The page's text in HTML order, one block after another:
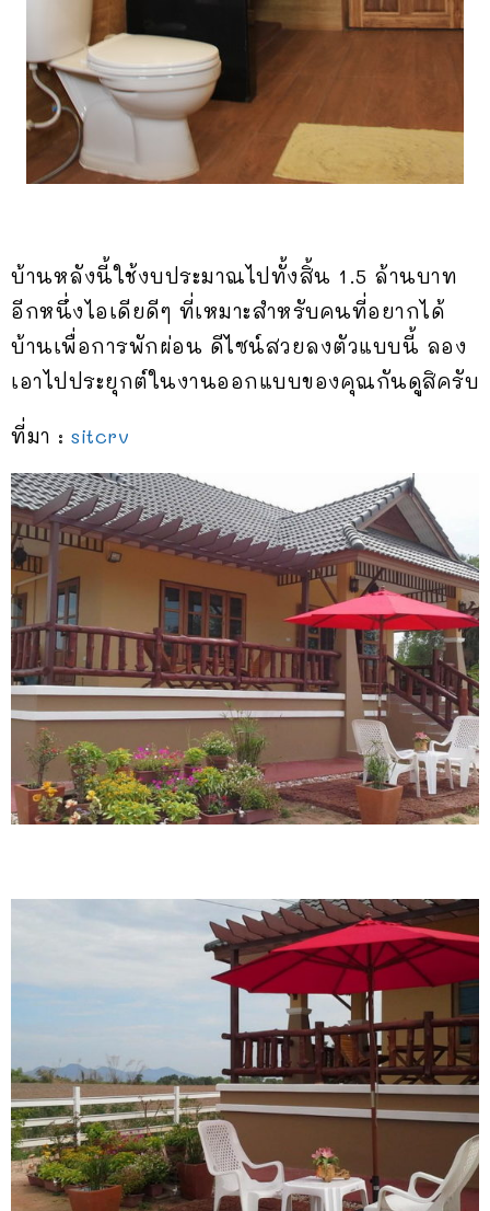
บ้านหลังนี้ใช้งบประมาณไปทั้งสิ้น 1.5 ล้านบาท
อีกหนึ่งไอเดียดีๆ ที่เหมาะสำหรับคนที่อยากได้
บ้านเพื่อการพักผ่อน ดีไซน์สวยลงตัวแบบนี้ ลอง
เอาไปประยุกต์ในงานออกแบบของคุณกันดูสิครับ
ที่มา : sitcrv